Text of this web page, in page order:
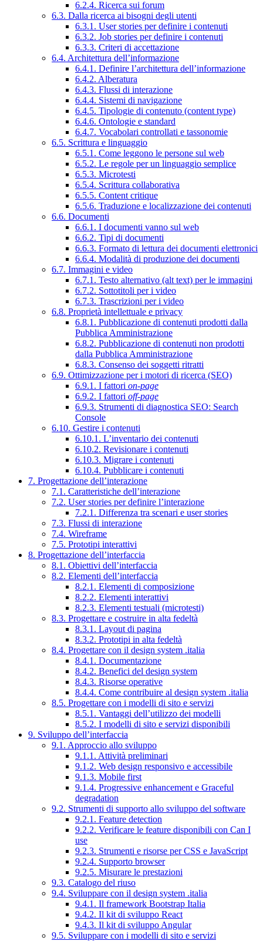
6.2.4. Ricerca sui forum
6.3. Dalla ricerca ai bisogni degli utenti
6.3.1. User stories per definire i contenuti
6.3.2. Job stories per definire i contenuti
6.3.3. Criteri di accettazione
6.4. Architettura dell’informazione
6.4.1. Definire l’architettura dell’informazione
6.4.2. Alberatura
6.4.3. Flussi di interazione
6.4.4. Sistemi di navigazione
6.4.5. Tipologie di contenuto (content type)
6.4.6. Ontologie e standard
6.4.7. Vocabolari controllati e tassonomie
6.5. Scrittura e linguaggio
6.5.1. Come leggono le persone sul web
6.5.2. Le regole per un linguaggio semplice
6.5.3. Microtesti
6.5.4. Scrittura collaborativa
6.5.5. Content critique
6.5.6. Traduzione e localizzazione dei contenuti
6.6. Documenti
6.6.1. I documenti vanno sul web
6.6.2. Tipi di documenti
6.6.3. Formato di lettura dei documenti elettronici
6.6.4. Modalità di produzione dei documenti
6.7. Immagini e video
6.7.1. Testo alternativo (alt text) per le immagini
6.7.2. Sottotitoli per i video
6.7.3. Trascrizioni per i video
6.8. Proprietà intellettuale e privacy
6.8.1. Pubblicazione di contenuti prodotti dalla
Pubblica Amministrazione
6.8.2. Pubblicazione di contenuti non prodotti
dalla Pubblica Amministrazione
6.8.3. Consenso dei soggetti ritratti
6.9. Ottimizzazione per i motori di ricerca (SEO)
6.9.1. I fattori on-page
6.9.2. I fattori off-page
6.9.3. Strumenti di diagnostica SEO: Search
Console
6.10. Gestire i contenuti
6.10.1. L’inventario dei contenuti
6.10.2. Revisionare i contenuti
6.10.3. Migrare i contenuti
6.10.4. Pubblicare i contenuti
7. Progettazione dell’interazione
7.1. Caratteristiche dell’interazione
7.2. User stories per definire l’interazione
7.2.1. Differenza tra scenari e user stories
7.3. Flussi di interazione
7.4. Wireframe
7.5. Prototipi interattivi
8. Progettazione dell’interfaccia
8.1. Obiettivi dell’interfaccia
8.2. Elementi dell’interfaccia
8.2.1. Elementi di composizione
8.2.2. Elementi interattivi
8.2.3. Elementi testuali (microtesti)
8.3. Progettare e costruire in alta fedeltà
8.3.1. Layout di pagina
8.3.2. Prototipi in alta fedeltà
8.4. Progettare con il design system .italia
8.4.1. Documentazione
8.4.2. Benefici del design system
8.4.3. Risorse operative
8.4.4. Come contribuire al design system .italia
8.5. Progettare con i modelli di sito e servizi
8.5.1. Vantaggi dell’utilizzo dei modelli
8.5.2. I modelli di sito e servizi disponibili
9. Sviluppo dell’interfaccia
9.1. Approccio allo sviluppo
9.1.1. Attività preliminari
9.1.2. Web design responsivo e accessibile
9.1.3. Mobile first
9.1.4. Progressive enhancement e Graceful
degradation
9.2. Strumenti di supporto allo sviluppo del software
9.2.1. Feature detection
9.2.2. Verificare le feature disponibili con Can I
use
9.2.3. Strumenti e risorse per CSS e JavaScript
9.2.4. Supporto browser
9.2.5. Misurare le prestazioni
9.3. Catalogo del riuso
9.4. Sviluppare con il design system .italia
9.4.1. Il framework Bootstrap Italia
9.4.2. Il kit di sviluppo React
9.4.3. Il kit di sviluppo Angular
9.5. Sviluppare con i modelli di sito e servizi